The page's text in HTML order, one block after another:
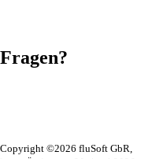
Fragen?
Copyright ©2026 fluSoft GbR,